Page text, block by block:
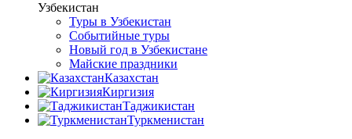
Узбекистан
Туры в Узбекистан
Событийные туры
Новый год в Узбекистане
Майские праздники
Казахстан
Киргизия
Таджикистан
Туркменистан